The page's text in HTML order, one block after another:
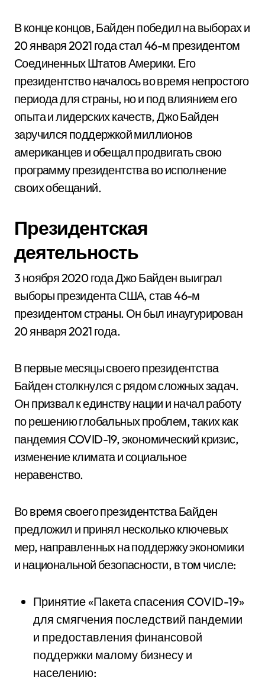
В конце концов, Байден победил на выборах и
20 января 2021 года стал 46-м президентом
Соединенных Штатов Америки. Его
президентство началось во время непростого
периода для страны, но и под влиянием его
опыта и лидерских качеств, Джо Байден
заручился поддержкой миллионов
американцев и обещал продвигать свою
программу президентства во исполнение
своих обещаний.
Президентская
деятельность
3 ноября 2020 года Джо Байден выиграл
выборы президента США, став 46-м
президентом страны. Он был инаугурирован
20 января 2021 года.
В первые месяцы своего президентства
Байден столкнулся с рядом сложных задач.
Он призвал к единству нации и начал работу
по решению глобальных проблем, таких как
пандемия COVID-19, экономический кризис,
изменение климата и социальное
неравенство.
Во время своего президентства Байден
предложил и принял несколько ключевых
мер, направленных на поддержку экономики
и национальной безопасности, в том числе:
Принятие «Пакета спасения COVID-19»
для смягчения последствий пандемии
и предоставления финансовой
поддержки малому бизнесу и
населению;